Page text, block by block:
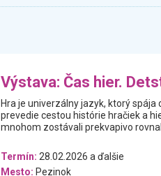
Výstava: Čas hier.
Hra je univerzálny jazyk, ktorý
prevedie cestou histórie hračiek a
mnohom zostávali prekvapivo
Termín: 28.02.2026 a ďalšie
Mesto: Pezinok